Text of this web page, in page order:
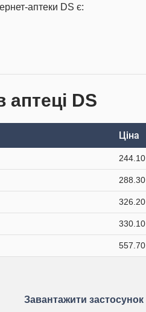
аптеки DS є:
аптеці DS
Ціна
244.10
288.30
326.20
330.10
557.70
Завантажити застосунок